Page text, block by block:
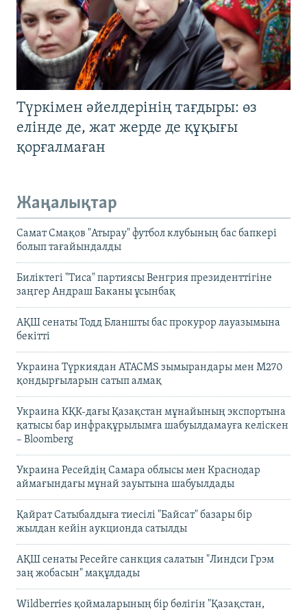
Түркімен әйелдерінің тағдыры: өз
елінде де, жат жерде де құқығы
қорғалмаған
Жаңалықтар
Самат Смақов "Атырау" футбол клубының бас бапкері
болып тағайындалды
Биліктегі "Тиса" партиясы Венгрия президенттігіне
заңгер Андраш Баканы ұсынбақ
АҚШ сенаты Тодд Бланшты бас прокурор лауазымына
бекітті
Украина Түркиядан ATACMS зымырандары мен M270
қондырғыларын сатып алмақ
Украина КҚК-дағы Қазақстан мұнайының экспортына
қатысы бар инфрақұрылымға шабуылдамауға келіскен
– Bloomberg
Украина Ресейдің Самара облысы мен Краснодар
аймағындағы мұнай зауытына шабуылдады
Қайрат Сатыбалдыға тиесілі "Байсат" базары бір
жылдан кейін аукционда сатылды
АҚШ сенаты Ресейге санкция салатын "Линдси Грэм
заң жобасын" мақұлдады
Wildberries қоймаларының бір бөлігін "Қазақстан,